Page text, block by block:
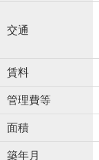
交通
賃料
管理費等
面積
築年月